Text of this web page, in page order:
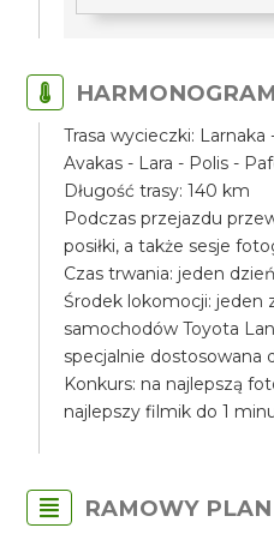
Trasa wycieczki:
Avakas - Lara - Polis -
Długość trasy: 140 km
Podczas przejazdu
posiłki, a także sesje
Czas trwania: jeden
Środek lokomocji: jeden
samochodów Toyota
specjalnie dostosowana
Konkurs: na najlepszą
najlepszy filmik do 1
RAMOWY